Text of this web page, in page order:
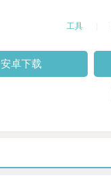
工具
安卓下载